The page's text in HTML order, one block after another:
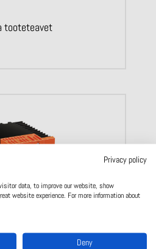
tooteteavet
BI 9025
Privacy policy
data, to improve our website, show
website experience. For more information about
Deny